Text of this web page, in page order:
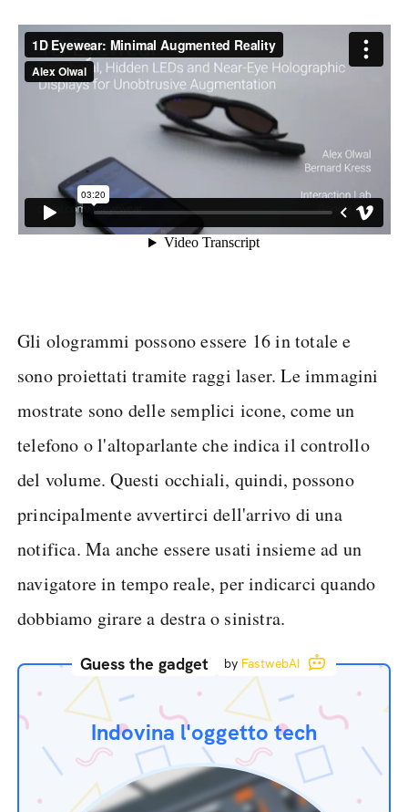
Gli ologrammi possono essere 16 in totale e
sono proiettati tramite raggi laser. Le immagini
mostrate sono delle semplici icone, come un
telefono o l'altoparlante che indica il controllo
del volume. Questi occhiali, quindi, possono
principalmente avvertirci dell'arrivo di una
notifica. Ma anche essere usati insieme ad un
navigatore in tempo reale, per indicarci quando
dobbiamo girare a destra o sinistra.
Guess the gadget by FastwebAI
Indovina l'oggetto tech